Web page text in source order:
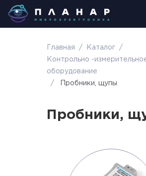
Главная / Каталог
/
Контрольно -
оборудование
/
Пробники, щупы
Пробники,